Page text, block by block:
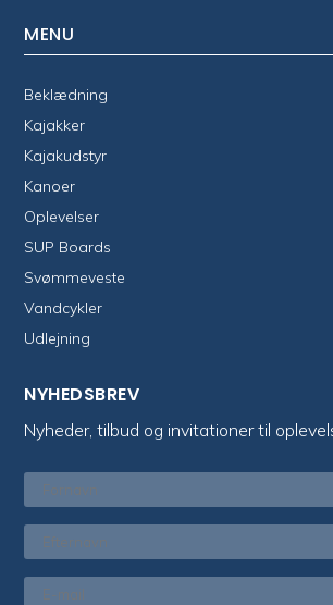
MENU
Beklædning
Kajakker
Kajakudstyr
Kanoer
Oplevelser
SUP Boards
Svømmeveste
Vandcykler
Udlejning
NYHEDSBREV
Nyheder, tilbud og invitationer til